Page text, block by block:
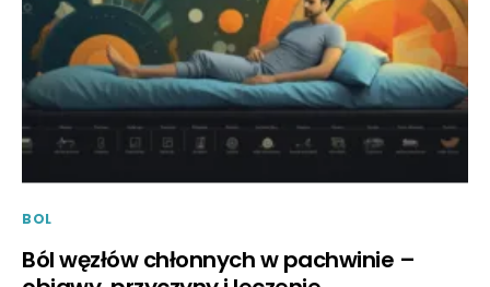
BOL
Ból węzłów chłonnych w pachwinie –